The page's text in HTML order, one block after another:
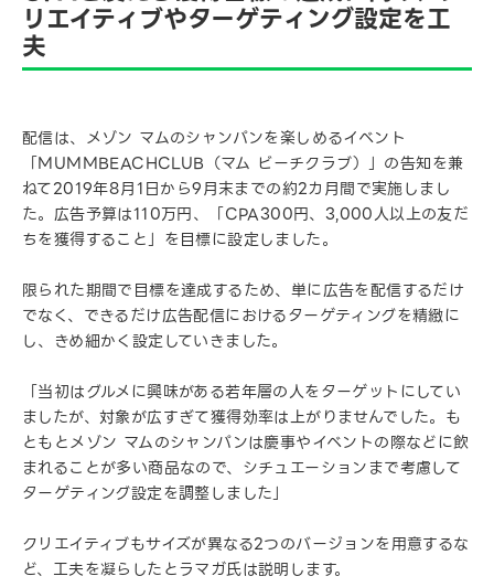
リエイティブやターゲティング設定を工
夫
配信は、メゾン マムのシャンパンを楽しめるイベント
「MUMMBEACHCLUB（マム ビーチクラブ）」の告知を兼
ねて2019年8月1日から9月末までの約2カ月間で実施しまし
た。広告予算は110万円、「CPA300円、3,000人以上の友だ
ちを獲得すること」を目標に設定しました。
限られた期間で目標を達成するため、単に広告を配信するだけ
でなく、できるだけ広告配信におけるターゲティングを精緻に
し、きめ細かく設定していきました。
「当初はグルメに興味がある若年層の人をターゲットにしてい
ましたが、対象が広すぎて獲得効率は上がりませんでした。も
ともとメゾン マムのシャンパンは慶事やイベントの際などに飲
まれることが多い商品なので、シチュエーションまで考慮して
ターゲティング設定を調整しました」
クリエイティブもサイズが異なる2つのバージョンを用意するな
ど、工夫を凝らしたとラマガ氏は説明します。